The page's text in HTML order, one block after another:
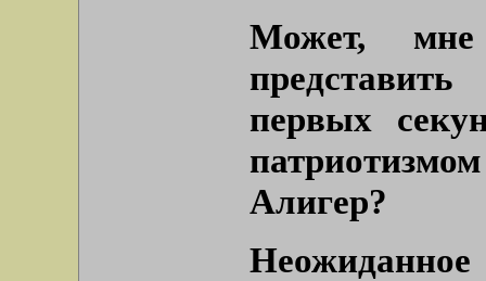
Может,
первых
Алигер?